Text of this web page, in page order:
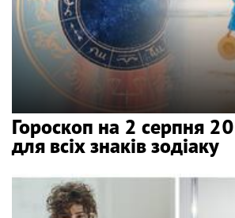
Гороскоп на 2 серпня
для всіх знаків зодіаку